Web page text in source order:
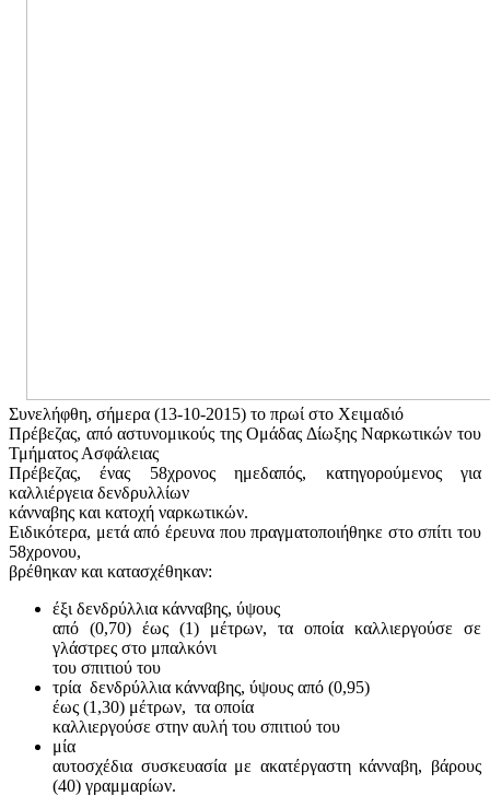
Συνελήφθη, σήμερα (13-10-2015) το πρωί στο Χειμαδιό
Πρέβεζας, από αστυνομικούς της Ομάδας Δίωξης Ναρκωτικών του
Τμήματος Ασφάλειας
Πρέβεζας, ένας 58χρονος ημεδαπός, κατηγορούμενος για
καλλιέργεια δενδρυλλίων
κάνναβης και κατοχή ναρκωτικών.
Ειδικότερα, μετά από έρευνα που πραγματοποιήθηκε στο σπίτι του
58χρονου,
βρέθηκαν και κατασχέθηκαν:
έξι δενδρύλλια κάνναβης, ύψους
από (0,70) έως (1) μέτρων, τα οποία καλλιεργούσε σε
γλάστρες στο μπαλκόνι
του σπιτιού του
τρία δενδρύλλια κάνναβης, ύψους από (0,95)
έως (1,30) μέτρων, τα οποία
καλλιεργούσε στην αυλή του σπιτιού του
μία
αυτοσχέδια συσκευασία με ακατέργαστη κάνναβη, βάρους
(40) γραμμαρίων.